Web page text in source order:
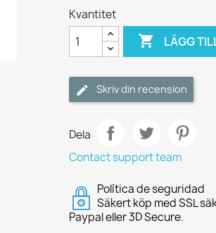
Kvantitet
 LÄGG
Skriv din recension
Dela
Contact support team
Política de seguridad
Säkert köp med SSL
Paypal eller 3D Secure.